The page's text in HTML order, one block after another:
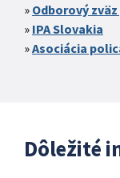
Odborový zväz
IPA Slovakia
Asociácia
Dôležité